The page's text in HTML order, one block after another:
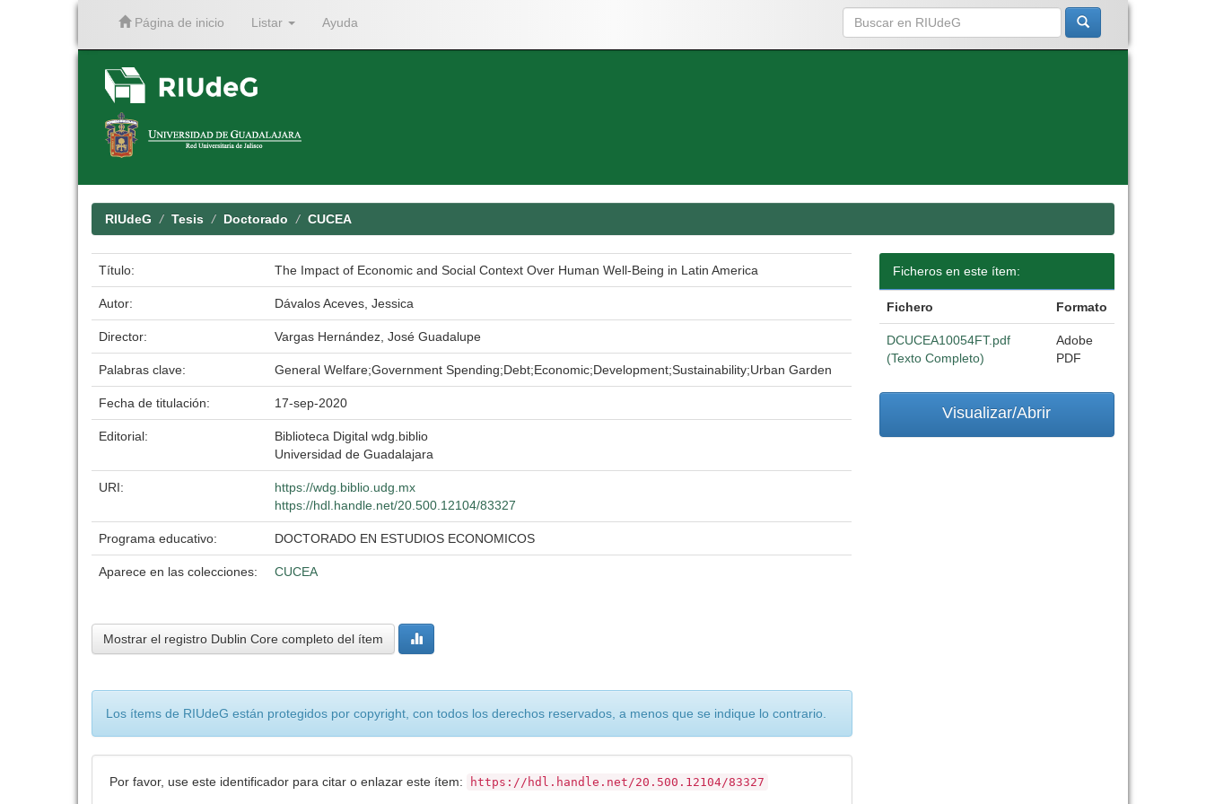
Página de inicio Listar Ayuda
RIUdeG Tesis Doctorado CUCEA
Título: The Impact of Economic and Social Context Over Human Well-Being in Latin America
Autor: Dávalos Aceves, Jessica
Director: Vargas Hernández, José Guadalupe
Palabras clave: General Welfare;Government Spending;Debt;Economic;Development;Sustainability;Urban Garden
Fecha de titulación: 17-sep-2020
Editorial:
Biblioteca Digital wdg.biblio
Universidad de Guadalajara
URI:
https://wdg.biblio.udg.mx
https://hdl.handle.net/20.500.12104/83327
Programa educativo: DOCTORADO EN ESTUDIOS ECONOMICOS
Aparece en las colecciones: CUCEA
Mostrar el registro Dublin Core completo del ítem
Los ítems de RIUdeG están protegidos por copyright, con todos los derechos reservados, a menos que se indique lo contrario.
Por favor, use este identificador para citar o enlazar este ítem: https://hdl.handle.net/20.500.12104/83327
Ficheros en este ítem:
Fichero Formato
DCUCEA10054FT.pdf
(Texto Completo)
Adobe
PDF
Visualizar/Abrir